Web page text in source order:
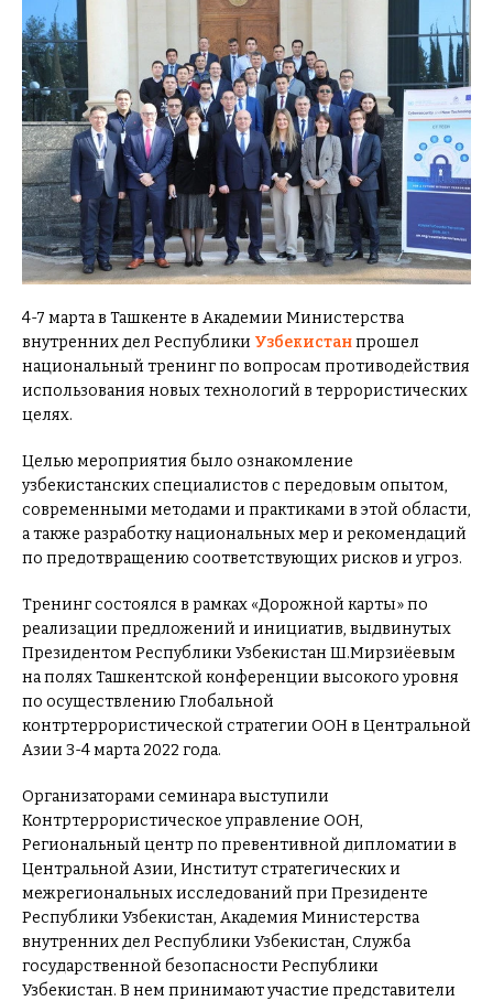
4-7 марта в Ташкенте в Академии Министерства
внутренних дел Республики Узбекистанпрошел
национальный тренинг по вопросам противодействия
использования новых технологий в террористических
целях.
Целью мероприятия было ознакомление
узбекистанских специалистов с передовым опытом,
современными методами и практиками в этой области,
а также разработку национальных мер и рекомендаций
по предотвращению соответствующих рисков и угроз.
Тренинг состоялся в рамках «Дорожной карты» по
реализации предложений и инициатив, выдвинутых
Президентом Республики Узбекистан Ш.Мирзиёевым
на полях Ташкентской конференции высокого уровня
по осуществлению Глобальной
контртеррористической стратегии ООН в Центральной
Азии 3-4 марта 2022 года.
Организаторами семинара выступили
Контртеррористическое управление ООН,
Региональный центр по превентивной дипломатии в
Центральной Азии, Институт стратегических и
межрегиональных исследований при Президенте
Республики Узбекистан, Академия Министерства
внутренних дел Республики Узбекистан, Служба
государственной безопасности Республики
Узбекистан. В нем принимают участие представители